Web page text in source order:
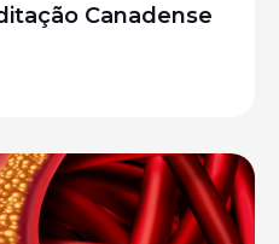
Canadense